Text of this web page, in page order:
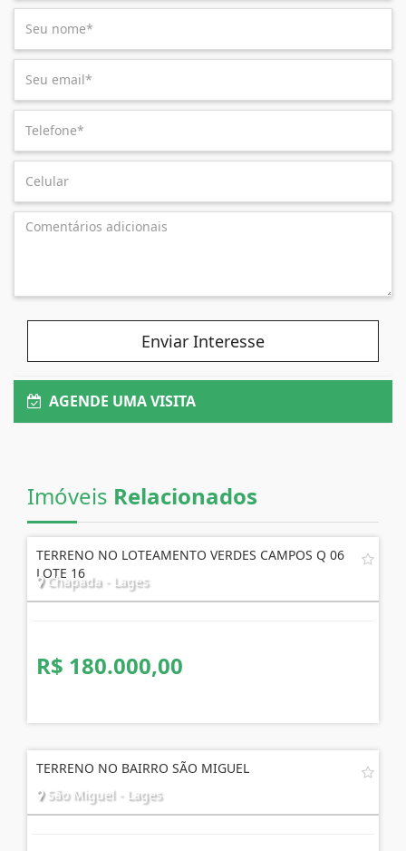
Enviar Interesse
AGENDE UMA VISITA
Imóveis Relacionados
TERRENO NO LOTEAMENTO VERDES CAMPOS Q 06
LOTE 16
Chapada - Lages
R$ 180.000,00
TERRENO NO BAIRRO SÃO MIGUEL
São Miguel - Lages